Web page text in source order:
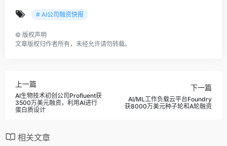
# AI公司融资快报
© 版权声明
文章版权归作者所有，未经允许请勿转载。
上一篇
AI生物技术初创公司Profluent获
3500万美元融资，利用AI进行
蛋白质设计
下一篇
AI/ML工作负载云平台Foundry
获8000万美元种子轮和A轮融资
相关文章